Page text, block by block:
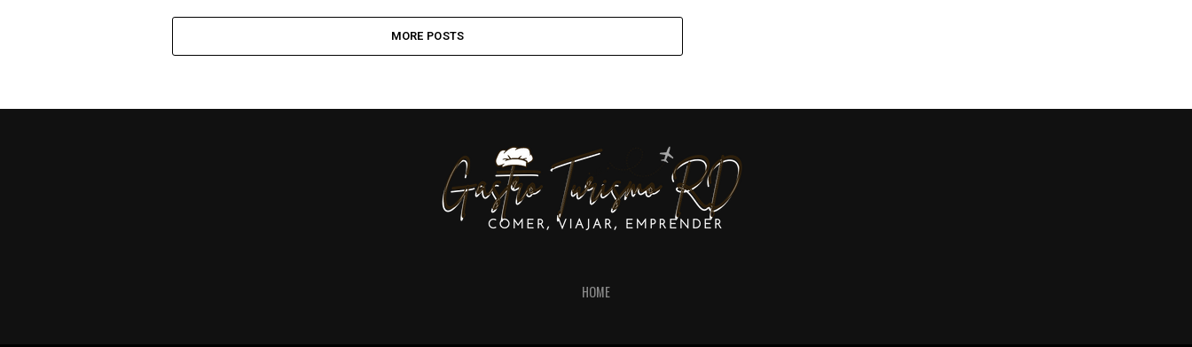
MORE POSTS
HOME